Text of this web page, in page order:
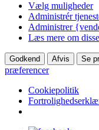
Vælg muligheder
Administrér
Administrer
Læs mere om
Godkend Afvis Se
præferencer
Cookiepolitik